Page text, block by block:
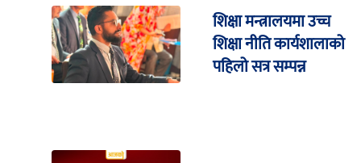
शिक्षा मन्त्रालयमा उच्च
शिक्षा नीति कार्यशालाको
पहिलो सत्र सम्पन्न